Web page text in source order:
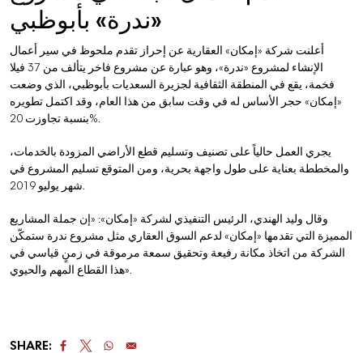
«ندرة» بأبوظبي
أعلنت شركة «إمكان» العقارية عن إحراز تقدم ملحوظ في سير أعمال
الإنشاء لمشروع «ندرة»، وهو عبارة عن مشروع فاخر يتألف من 37 فيلا
فخمة، يقع في المنطقة الثقافية لجزيرة السعديات بأبوظبي، الذي وضعت
«إمكان» حجر الأساس له في وقت سابق من هذا العام، وقد اكتمل تطويره
بنسبة تجاوزت 20%.
يجري العمل حالياً على تصنيف وتسليم قطع الأراضي المزودة بالخدمات،
والمخططة بعناية على طول واجهة بحرية، ومن المتوقع تسليم المشروع في
وقال وليد الهندي، الرئيس التنفيذي لشركة «إمكان»: «إن جملة المشاريع
المميزة التي تقدمها «إمكان» لدعم السوق العقاري مثل مشروع ندرة ستمكّن
الشركة من اتخاذ مكانة رفيعة وتحقيق سمعة مرموقة في زمنٍ قياسي في
هذا القطاع المهم والحيوي».
SHARE: